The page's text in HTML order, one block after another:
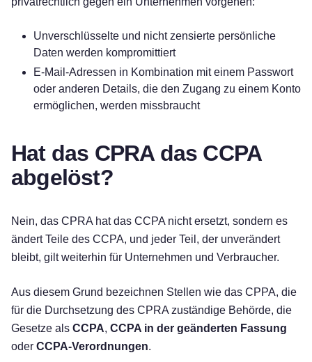
Unverschlüsselte und nicht zensierte persönliche
Daten werden kompromittiert
E-Mail-Adressen in Kombination mit einem Passwort
oder anderen Details, die den Zugang zu einem Konto
ermöglichen, werden missbraucht
Hat das CPRA das CCPA
abgelöst?
Nein, das CPRA hat das CCPA nicht ersetzt, sondern es
ändert Teile des CCPA, und jeder Teil, der unverändert
bleibt, gilt weiterhin für Unternehmen und Verbraucher.
Aus diesem Grund bezeichnen Stellen wie das CPPA, die
für die Durchsetzung des CPRA zuständige Behörde, die
Gesetze als CCPA, CCPA in der geänderten Fassung
oder CCPA-Verordnungen.